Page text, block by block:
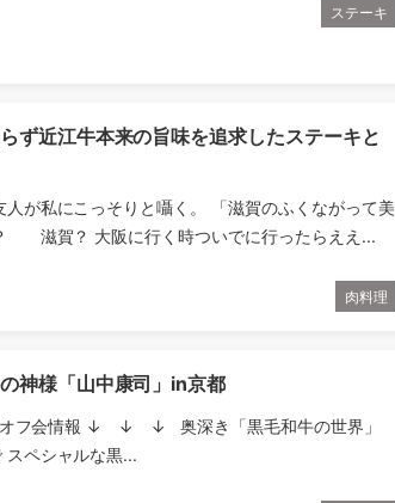
ステーキ
ず近江牛本来の旨味を追求したステーキと
が私にこっそりと囁く。 「滋賀のふくながって美
滋賀？ 大阪に行く時ついでに行ったらええ...
肉料理
神様「山中康司」in京都
オフ会情報 ↓ ↓ ↓ 奥深き「黒毛和牛の世界」
ペシャルな黒...